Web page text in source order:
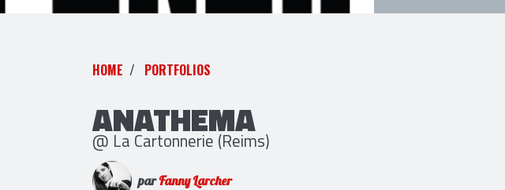
HOME PORTFOLIOS
ANATHEMA
@ La Cartonnerie (Reims)
parFanny Larcher